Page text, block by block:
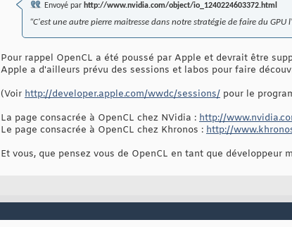
Envoyé par http://www.nvidia.com/object/io_1240224603372.html
“C'est une autre pierre maitresse dans notre stratégie de faire du GPU
Pour rappel OpenCL a été poussé par Apple et devrait être
Apple a d'ailleurs prévu des sessions et labos pour faire
(Voir http://developer.apple.com/wwdc/sessions/ pour le
La page consacrée à OpenCL chez NVidia : http://
Le page consacrée à OpenCL chez Khronos : http://
Et vous, que pensez vous de OpenCL en tant que développeur